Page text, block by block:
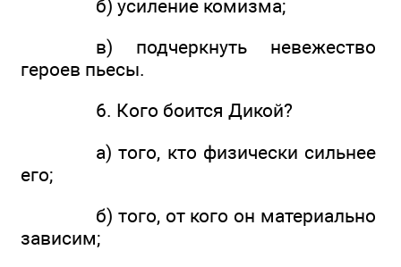
б) усиление комизма;
в) подчеркнуть невежество
героев пьесы.
6. Кого боится Дикой?
а) того, кто физически сильнее
его;
б) того, от кого он материально
зависим;